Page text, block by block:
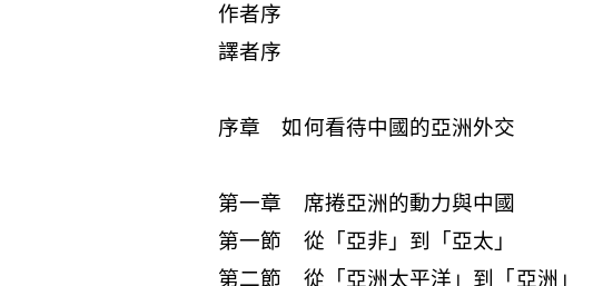
作者序
譯者序
序章 如何看待中國的亞洲外交
第一章 席捲亞洲的動力與中國
第一節 從「亞非」到「亞太」
第二節 從「亞洲太平洋」到「亞洲」